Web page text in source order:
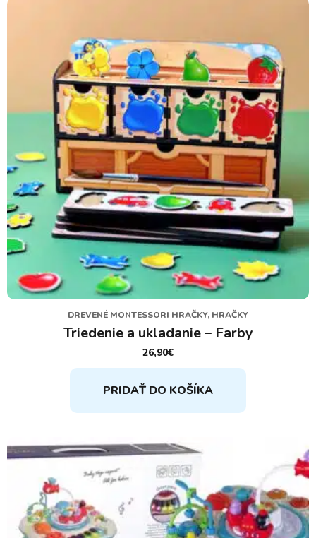
DREVENÉ MONTESSORI HRAČKY, HRAČKY
Triedenie a ukladanie – Farby
26,90€
PRIDAŤ DO KOŠÍKA